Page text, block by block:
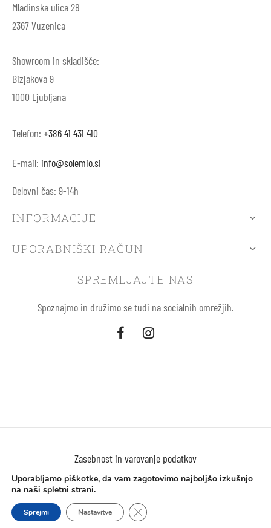
Mladinska ulica 28
2367 Vuzenica
Showroom in skladišče:
Bizjakova 9
1000 Ljubljana
Telefon: +386 41 431 410
E-mail: info@solemio.si
Delovni čas: 9-14h
INFORMACIJE
UPORABNIŠKI RAČUN
SPREMLJAJTE NAS
Spoznajmo in družimo se tudi na socialnih omrežjih.
Zasebnost in varovanje podatkov
Uporaba piškokov
©2021 Solemio.si
Uporabljamo piškotke, da vam zagotovimo najboljšo izkušnjo
na naši spletni strani.
Sprejmi Nastavitve Close GDPR Cookie Banner